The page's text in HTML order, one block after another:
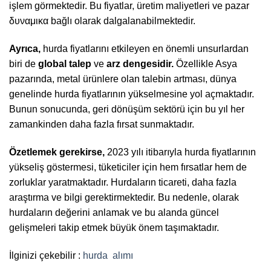
işlem görmektedir. Bu fiyatlar, üretim maliyetleri ve pazar
δυναμικα bağlı olarak dalgalanabilmektedir.
Ayrıca, hurda fiyatlarını etkileyen en önemli unsurlardan
biri de global talep ve arz dengesidir. Özellikle Asya
pazarında, metal ürünlere olan talebin artması, dünya
genelinde hurda fiyatlarının yükselmesine yol açmaktadır.
Bunun sonucunda, geri dönüşüm sektörü için bu yıl her
zamankinden daha fazla fırsat sunmaktadır.
Özetlemek gerekirse, 2023 yılı itibarıyla hurda fiyatlarının
yükseliş göstermesi, tüketiciler için hem fırsatlar hem de
zorluklar yaratmaktadır. Hurdaların ticareti, daha fazla
araştırma ve bilgi gerektirmektedir. Bu nedenle, olarak
hurdaların değerini anlamak ve bu alanda güncel
gelişmeleri takip etmek büyük önem taşımaktadır.
İlginizi çekebilir : hurda alımı